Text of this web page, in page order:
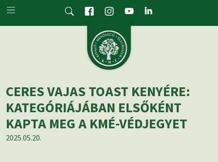
Skip to main content
CERES VAJAS TOAST KENYÉRE:
KATEGÓRIÁJÁBAN ELSŐKÉNT
KAPTA MEG A KMÉ-VÉDJEGYET
2025.05.20.